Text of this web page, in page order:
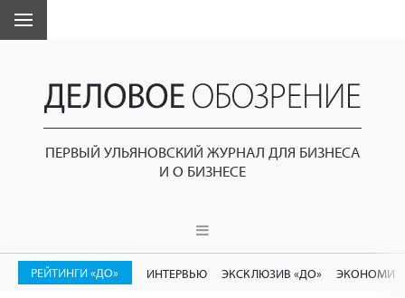
ПЕРВЫЙ УЛЬЯНОВСКИЙ ЖУРНАЛ ДЛЯ БИЗНЕСА
И О БИЗНЕСЕ
РЕЙТИНГИ «ДО» ИНТЕРВЬЮ ЭКСКЛЮЗИВ «ДО»